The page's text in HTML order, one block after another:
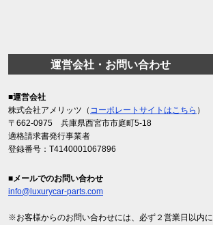
運営会社・お問い合わせ
■運営会社
株式会社アメリッツ（ コーポレートサイトはこちら ）
〒662-0975 兵庫県西宮市市庭町5-18
適格請求書発行事業者
登録番号：T4140001067896
■メールでのお問い合わせ
info@luxurycar-parts.com
※お客様からのお問い合わせには、必ず２営業日以内に